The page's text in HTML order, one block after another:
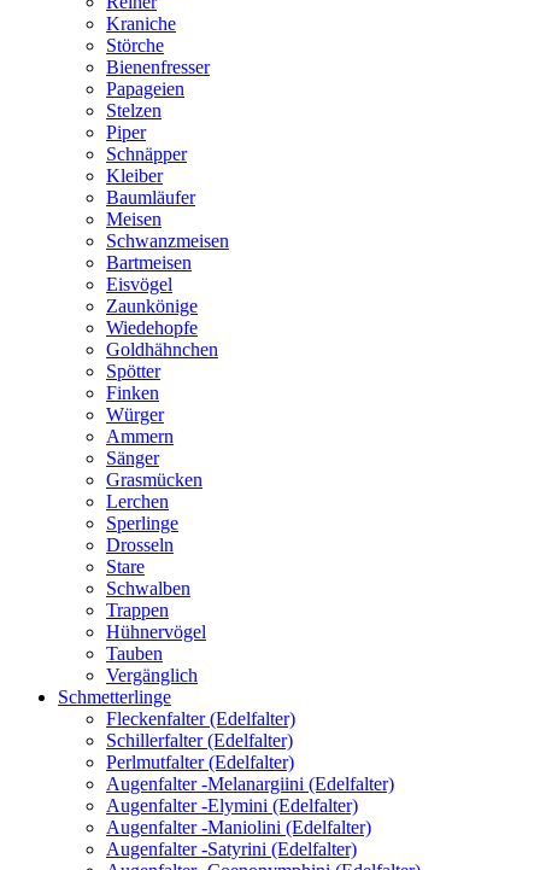
Kraniche
Störche
Bienenfresser
Papageien
Stelzen
Piper
Schnäpper
Kleiber
Baumläufer
Meisen
Schwanzmeisen
Bartmeisen
Eisvögel
Zaunkönige
Wiedehopfe
Goldhähnchen
Spötter
Finken
Würger
Ammern
Sänger
Grasmücken
Lerchen
Sperlinge
Drosseln
Stare
Schwalben
Trappen
Hühnervögel
Tauben
Vergänglich
Schmetterlinge
Fleckenfalter (Edelfalter)
Schillerfalter (Edelfalter)
Perlmutfalter (Edelfalter)
Augenfalter -Melanargiini (Edelfalter)
Augenfalter -Elymini (Edelfalter)
Augenfalter -Maniolini (Edelfalter)
Augenfalter -Satyrini (Edelfalter)